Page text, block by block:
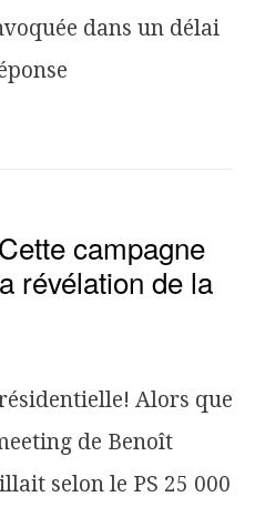
dans un délai
campagne
révélation de la
Alors que
de Benoît
selon le PS 25 000